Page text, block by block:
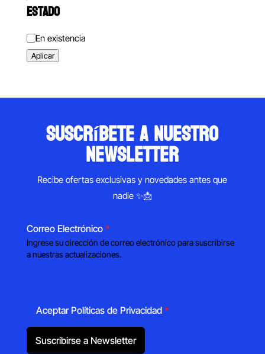
ESTADO
Estado
En existencia
Aplicar
suscríbete a nuestro
newsletter
Recibe ofertas exclusivas y novedades antes que
nadie ✨📩
Correo Electrónico *
Ingrese su dirección de correo electrónico para suscribirse
a nuestras actualizaciones.
Aceptar Políticas de Privacidad *
Suscribirse a Newsletter